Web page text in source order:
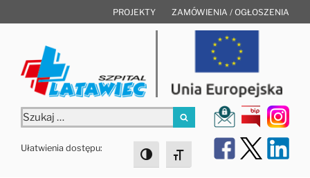
do
PROJEKTY ZAMÓWIENIA / OGŁOSZENIA
Szukaj:
Szukaj
Ułatwienia dostępu:
Toggle High Contrast
Toggle Font size